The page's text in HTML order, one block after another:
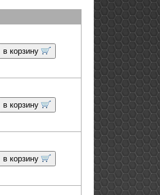
в корзину
в корзину
в корзину